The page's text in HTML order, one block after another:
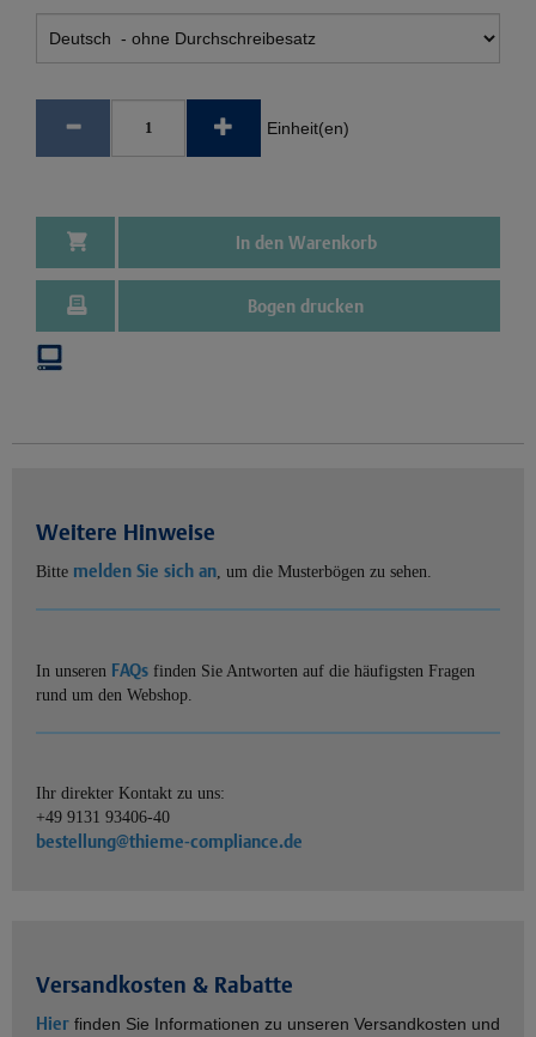
Einheit(en)
In den Warenkorb
Bogen drucken
Weitere Hinweise
Bitte melden Sie sich an, um die Musterbögen zu sehen.
In unseren FAQs finden Sie Antworten auf die häufigsten Fragen
rund um den Webshop.
Ihr direkter Kontakt zu uns:
+49 9131 93406-40
bestellung@thieme-compliance.de
Versandkosten & Rabatte
Hier finden Sie Informationen zu unseren Versandkosten und